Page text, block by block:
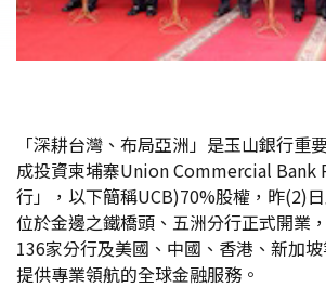
「深耕台灣、布局亞洲」是玉山銀行重
成投資柬埔寨Union Commercial Bank
行」，以下簡稱UCB)70%股權，昨(2)
位於金邊之鐵橋頭、五洲分行正式開業
136家分行及美國、中國、香港、新加坡
提供專業領航的全球金融服務。